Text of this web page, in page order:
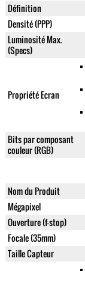
Définition
Densité (PPP)
Luminosité Max.
(Specs)
Propriété Ecran
Bits par composant
couleur (RGB)
Nom du Produit
Mégapixel
Ouverture (f-stop)
Focale (35mm)
Taille Capteur